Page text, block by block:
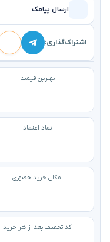
ارسال پیامک
اشتراک‌گذاری:
بهترین قیمت
نماد اعتماد
امکان خرید حضوری
کد تخفیف بعد از هر خرید